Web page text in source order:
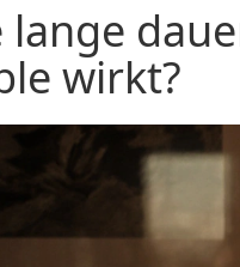
lange
wirkt?